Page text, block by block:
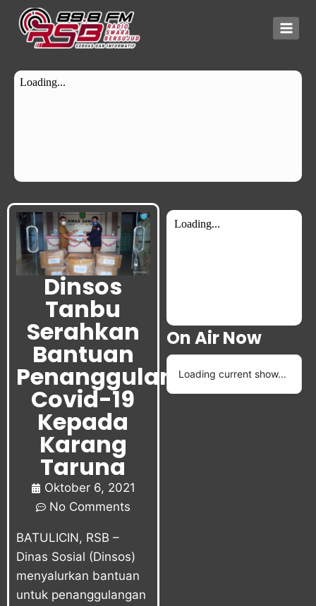
Dinsos
Tanbu
Serahkan
Bantuan
Penanggulangan
Covid-19
Kepada
Karang
Taruna
Oktober 6, 2021
No Comments
BATULICIN, RSB –
Dinas Sosial (Dinsos)
menyalurkan bantuan
untuk penanggulangan
On Air Now
Loading current show...